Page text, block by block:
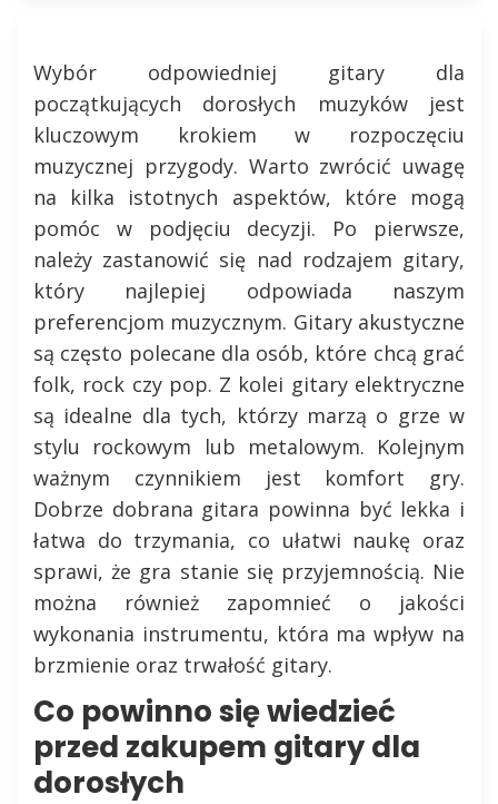
Wybór odpowiedniej gitary dla
początkujących dorosłych muzyków jest
kluczowym krokiem w rozpoczęciu
muzycznej przygody. Warto zwrócić uwagę
na kilka istotnych aspektów, które mogą
pomóc w podjęciu decyzji. Po pierwsze,
należy zastanowić się nad rodzajem gitary,
który najlepiej odpowiada naszym
preferencjom muzycznym. Gitary akustyczne
są często polecane dla osób, które chcą grać
folk, rock czy pop. Z kolei gitary elektryczne
są idealne dla tych, którzy marzą o grze w
stylu rockowym lub metalowym. Kolejnym
ważnym czynnikiem jest komfort gry.
Dobrze dobrana gitara powinna być lekka i
łatwa do trzymania, co ułatwi naukę oraz
sprawi, że gra stanie się przyjemnością. Nie
można również zapomnieć o jakości
wykonania instrumentu, która ma wpływ na
brzmienie oraz trwałość gitary.
Co powinno się wiedzieć
przed zakupem gitary dla
dorosłych